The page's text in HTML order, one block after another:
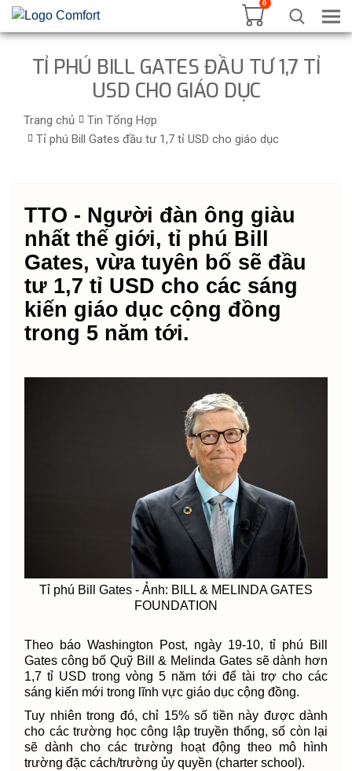
0
TỈ PHÚ BILL GATES ĐẦU TƯ 1,7 TỈ
USD CHO GIÁO DỤC
Trang chủ
Tin Tổng Hợp
Tỉ phú Bill Gates đầu tư 1,7 tỉ USD cho giáo dục
TTO - Người đàn ông giàu
nhất thế giới, tỉ phú Bill
Gates, vừa tuyên bố sẽ đầu
tư 1,7 tỉ USD cho các sáng
kiến giáo dục cộng đồng
trong 5 năm tới.
Tỉ phú Bill Gates - Ảnh: BILL & MELINDA GATES
FOUNDATION
Theo báo Washington Post, ngày 19-10, tỉ phú Bill
Gates công bố Quỹ Bill & Melinda Gates sẽ dành hơn
1,7 tỉ USD trong vòng 5 năm tới để tài trợ cho các
sáng kiến mới trong lĩnh vực giáo dục cộng đồng.
Tuy nhiên trong đó, chỉ 15% số tiền này được dành
cho các trường học công lập truyền thống, số còn lại
sẽ dành cho các trường hoạt động theo mô hình
trường đặc cách/trường ủy quyền (charter school).